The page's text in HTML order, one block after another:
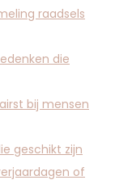
raadsels
die
bij mensen
geschikt zijn
of